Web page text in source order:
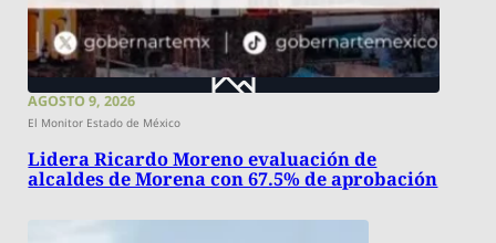
AGOSTO 9, 2026
El Monitor Estado de México
Lidera Ricardo Moreno evaluación de
alcaldes de Morena con 67.5% de aprobación